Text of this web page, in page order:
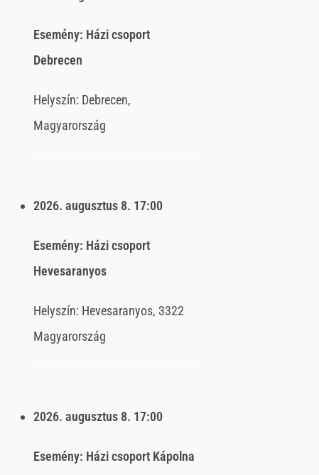
Esemény: Házi csoport
Debrecen
Helyszín: Debrecen,
Magyarország
2026. augusztus 8. 17:00
Esemény: Házi csoport
Hevesaranyos
Helyszín: Hevesaranyos, 3322
Magyarország
2026. augusztus 8. 17:00
Esemény: Házi csoport Kápolna